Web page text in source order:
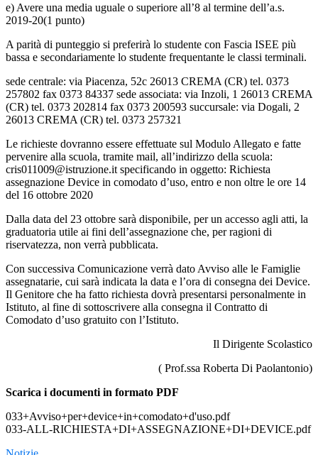
e) Avere una media uguale o superiore all’8 al termine dell’a.s.
2019-20(1 punto)
A parità di punteggio si preferirà lo studente con Fascia ISEE più
bassa e secondariamente lo studente frequentante le classi terminali.
sede centrale: via Piacenza, 52c 26013 CREMA (CR) tel. 0373
257802 fax 0373 84337 sede associata: via Inzoli, 1 26013 CREMA
(CR) tel. 0373 202814 fax 0373 200593 succursale: via Dogali, 2
26013 CREMA (CR) tel. 0373 257321
Le richieste dovranno essere effettuate sul Modulo Allegato e fatte
pervenire alla scuola, tramite mail, all’indirizzo della scuola:
cris011009@istruzione.it specificando in oggetto: Richiesta
assegnazione Device in comodato d’uso, entro e non oltre le ore 14
del 16 ottobre 2020
Dalla data del 23 ottobre sarà disponibile, per un accesso agli atti, la
graduatoria utile ai fini dell’assegnazione che, per ragioni di
riservatezza, non verrà pubblicata.
Con successiva Comunicazione verrà dato Avviso alle le Famiglie
assegnatarie, cui sarà indicata la data e l’ora di consegna dei Device.
Il Genitore che ha fatto richiesta dovrà presentarsi personalmente in
Istituto, al fine di sottoscrivere alla consegna il Contratto di
Comodato d’uso gratuito con l’Istituto.
Il Dirigente Scolastico
( Prof.ssa Roberta Di Paolantonio)
Scarica i documenti in formato PDF
033+Avviso+per+device+in+comodato+d'uso.pdf
033-ALL-RICHIESTA+DI+ASSEGNAZIONE+DI+DEVICE.pdf